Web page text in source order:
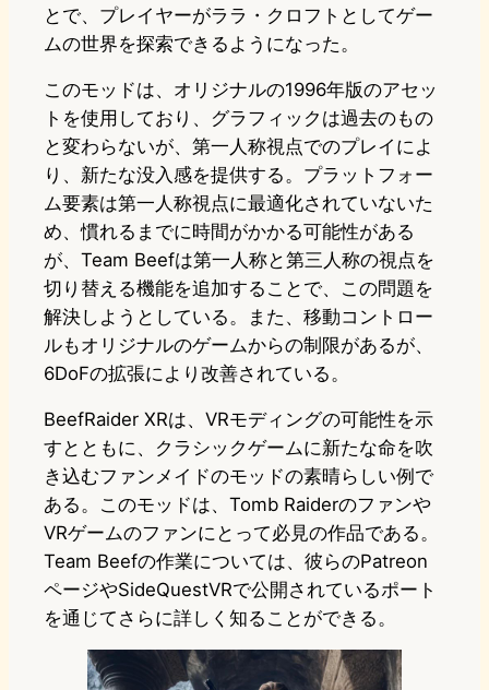
とで、プレイヤーがララ・クロフトとしてゲー
ムの世界を探索できるようになった。
このモッドは、オリジナルの1996年版のアセッ
トを使用しており、グラフィックは過去のもの
と変わらないが、第一人称視点でのプレイによ
り、新たな没入感を提供する。プラットフォー
ム要素は第一人称視点に最適化されていないた
め、慣れるまでに時間がかかる可能性がある
が、Team Beefは第一人称と第三人称の視点を
切り替える機能を追加することで、この問題を
解決しようとしている。また、移動コントロー
ルもオリジナルのゲームからの制限があるが、
6DoFの拡張により改善されている。
BeefRaider XRは、VRモディングの可能性を示
すとともに、クラシックゲームに新たな命を吹
き込むファンメイドのモッドの素晴らしい例で
ある。このモッドは、Tomb Raiderのファンや
VRゲームのファンにとって必見の作品である。
Team Beefの作業については、彼らのPatreon
ページやSideQuestVRで公開されているポート
を通じてさらに詳しく知ることができる。